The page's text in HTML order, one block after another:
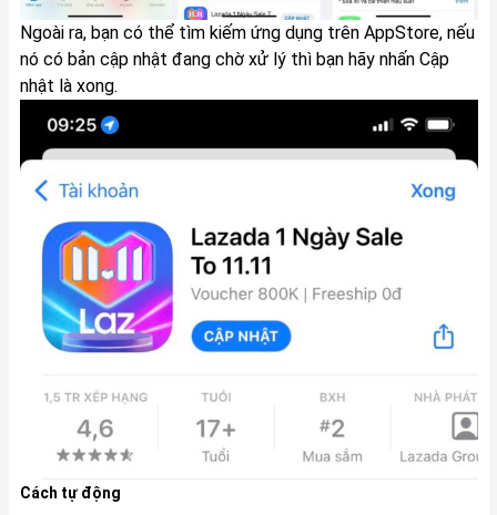
Ngoài ra, bạn có thể tìm kiếm ứng dụng trên AppStore, nếu
nó có bản cập nhật đang chờ xử lý thì bạn hãy nhấn Cập
nhật là xong.
Cách tự động